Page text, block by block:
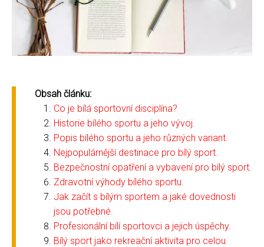
Obsah článku:
Co je bílá sportovní disciplína?
Historie bílého sportu a jeho vývoj.
Popis bílého sportu a jeho různých variant.
Nejpopulárnější destinace pro bílý sport.
Bezpečnostní opatření a vybavení pro bílý sport.
Zdravotní výhody bílého sportu.
Jak začít s bílým sportem a jaké dovednosti
jsou potřebné.
Profesionální bílí sportovci a jejich úspěchy.
Bílý sport jako rekreační aktivita pro celou